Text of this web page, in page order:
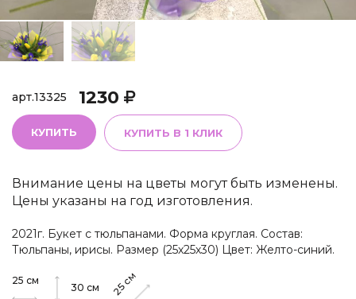
арт.13325 1230
КУПИТЬ КУПИТЬ В 1 КЛИК
Внимание цены на цветы могут быть изменены.
Цены указаны на год изготовления.
2021г. Букет с тюльпанами. Форма круглая. Состав:
Тюльпаны, ирисы. Размер (25х25х30) Цвет: Желто-синий.
25 см
30 см 25см